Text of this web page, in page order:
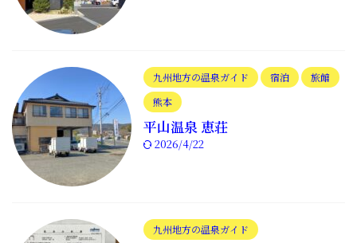
九州地方の温泉ガイド 宿泊
旅館
熊本
平山温泉 恵荘
2026/4/22
九州地方の温泉ガイド